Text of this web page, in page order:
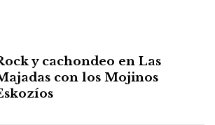
y cachondeo en Las
con los Mojinos